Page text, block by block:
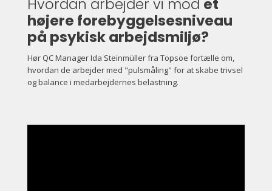
Hvordan arbejder vi mod et
højere forebyggelsesniveau
på psykisk arbejdsmiljø?
Hør QC Manager Ida Steinmüller fra Topsoe fortælle om,
hvordan de arbejder med "pulsmåling" for at skabe trivsel
og balance i medarbejdernes belastning.